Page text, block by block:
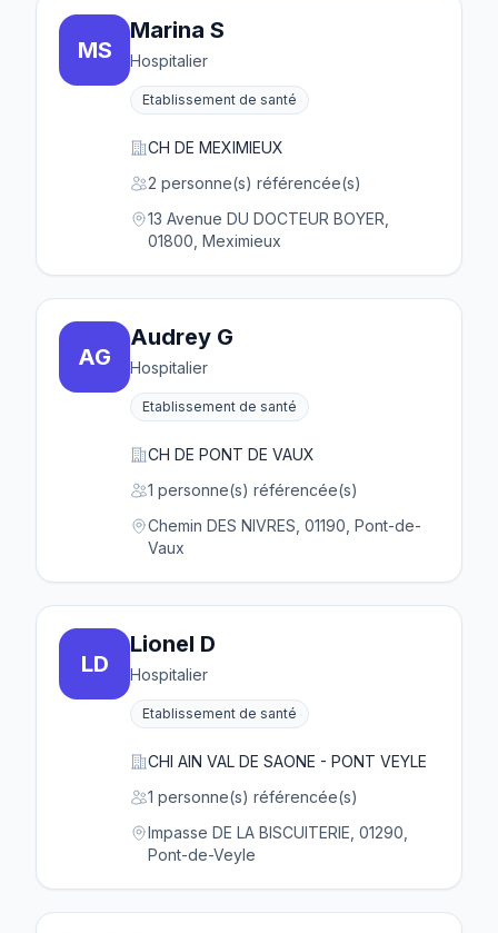
MS
Marina S
Hospitalier
Etablissement de santé
CH DE MEXIMIEUX
2 personne(s) référencée(s)
13 Avenue DU DOCTEUR BOYER,
01800, Meximieux
AG
Audrey G
Hospitalier
Etablissement de santé
CH DE PONT DE VAUX
1 personne(s) référencée(s)
Chemin DES NIVRES, 01190, Pont-de-
Vaux
LD
Lionel D
Hospitalier
Etablissement de santé
CHI AIN VAL DE SAONE - PONT VEYLE
1 personne(s) référencée(s)
Impasse DE LA BISCUITERIE, 01290,
Pont-de-Veyle